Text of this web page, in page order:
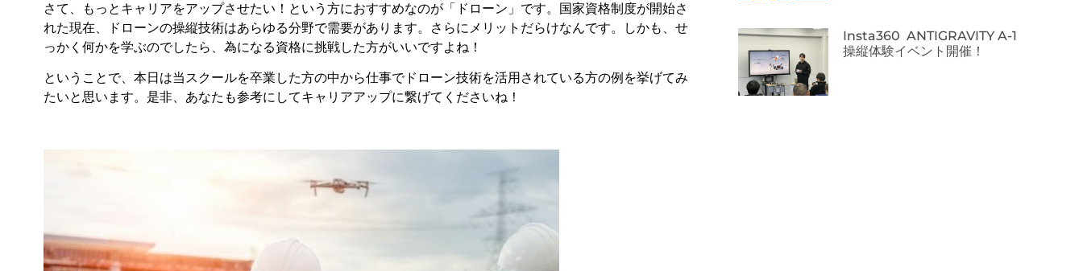
さて、もっとキャリアをアップさせたい！という方におすすめなのが「ドローン」です。国家資格制度が開始さ
れた現在、ドローンの操縦技術はあらゆる分野で需要があります。さらにメリットだらけなんです。しかも、せ
っかく何かを学ぶのでしたら、為になる資格に挑戦した方がいいですよね！
ということで、本日は当スクールを卒業した方の中から仕事でドローン技術を活用されている方の例を挙げてみ
たいと思います。是非、あなたも参考にしてキャリアアップに繋げてくださいね！
Insta360 ANTIGRAVITY A-1
操縦体験イベント開催！